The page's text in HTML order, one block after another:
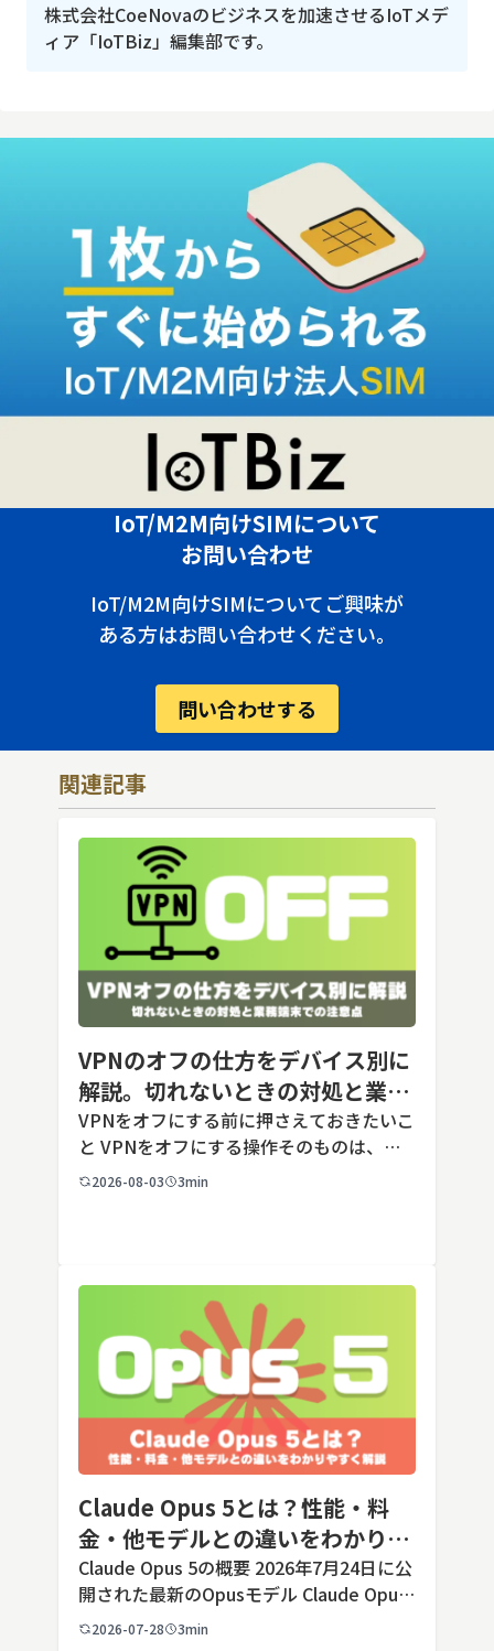
株式会社CoeNovaのビジネスを加速させるIoTメデ
ィア「IoTBiz」編集部です。
IoT/M2M向けSIMについて
お問い合わせ
IoT/M2M向けSIMについてご興味が
ある方はお問い合わせください。
問い合わせする
関連記事
VPNのオフの仕方をデバイス別に
解説。切れないときの対処と業務
端末での注意点
VPNをオフにする前に押さえておきたいこ
と VPNをオフにする操作そのものは、ど
の端末でも数タップから数クリックで完了
2026-08-03 3min
Claude Opus 5とは？性能・料
金・他モデルとの違いをわかりや
すく解説
Claude Opus 5の概要 2026年7月24日に公
開された最新のOpusモデル Claude Opus
5は、米国のAI企業Anthropic（アンソロピ
2026-07-28 3min